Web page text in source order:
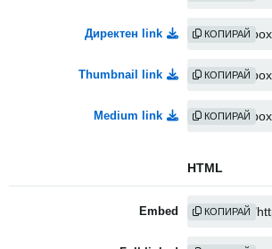
Директен link КОПИРАЙ
Thumbnail link КОПИРАЙ
Medium link КОПИРАЙ
HTML
Embed КОПИРАЙ